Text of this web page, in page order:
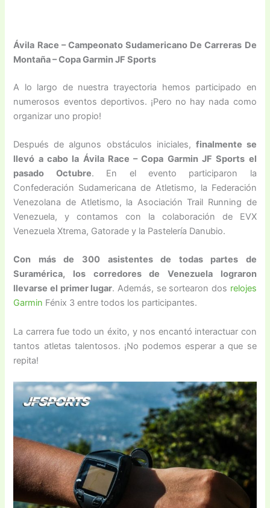
Ávila Race – Campeonato Sudamericano De Carreras De
Montaña – Copa Garmin JF Sports
A lo largo de nuestra trayectoria hemos participado en
numerosos eventos deportivos. ¡Pero no hay nada como
organizar uno propio!
Después de algunos obstáculos iniciales, finalmente se
llevó a cabo la Ávila Race – Copa Garmin JF Sports el
pasado Octubre. En el evento participaron la
Confederación Sudamericana de Atletismo, la Federación
Venezolana de Atletismo, la Asociación Trail Running de
Venezuela, y contamos con la colaboración de EVX
Venezuela Xtrema, Gatorade y la Pastelería Danubio.
Con más de 300 asistentes de todas partes de
Suramérica, los corredores de Venezuela lograron
llevarse el primer lugar. Además, se sortearon dos relojes
Garmin Fénix 3 entre todos los participantes.
La carrera fue todo un éxito, y nos encantó interactuar con
tantos atletas talentosos. ¡No podemos esperar a que se
repita!